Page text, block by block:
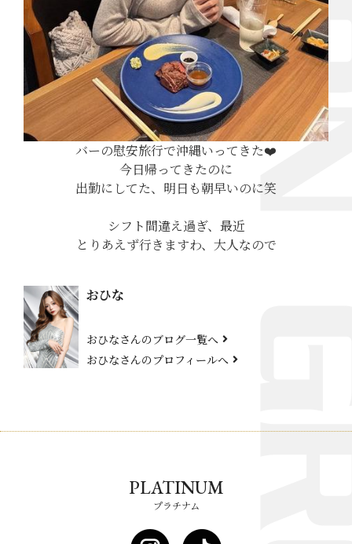
バーの慰安旅行で沖縄いってきた❤️
今日帰ってきたのに
出勤にしてた、明日も朝早いのに笑
シフト間違え過ぎ、最近
とりあえず行きますわ、大人なので
おひな
おひなさんのブログ一覧へ
おひなさんのプロフィールへ
PLATINUM
プラチナム